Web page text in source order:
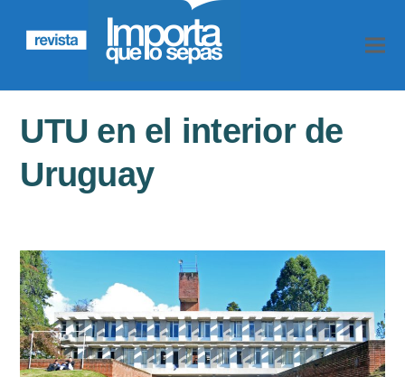
UTU en el interior de
Uruguay